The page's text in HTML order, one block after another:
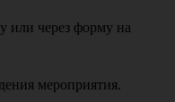
или через форму на
мероприятия.